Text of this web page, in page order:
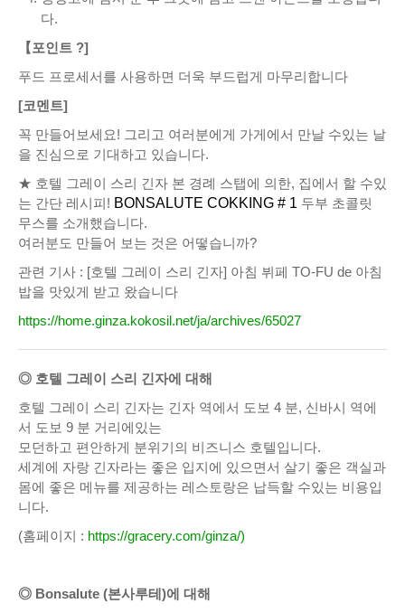
다.
【포인트 ?]
푸드 프로세서를 사용하면 더욱 부드럽게 마무리합니다
[코멘트]
꼭 만들어보세요! 그리고 여러분에게 가게에서 만날 수있는 날
을 진심으로 기대하고 있습니다.
★ 호텔 그레이 스리 긴자 본 경례 스탭에 의한, 집에서 할 수있
는 간단 레시피! BONSALUTE COKKING # 1 두부 초콜릿
무스를 소개했습니다.
여러분도 만들어 보는 것은 어떻습니까?
관련 기사 : [호텔 그레이 스리 긴자] 아침 뷔페 TO-FU de 아침
밥을 맛있게 받고 왔습니다
https://home.ginza.kokosil.net/ja/archives/65027
◎ 호텔 그레이 스리 긴자에 대해
호텔 그레이 스리 긴자는 긴자 역에서 도보 4 분, 신바시 역에
서 도보 9 분 거리에있는
모던하고 편안하게 분위기의 비즈니스 호텔입니다.
세계에 자랑 긴자라는 좋은 입지에 있으면서 살기 좋은 객실과
몸에 좋은 메뉴를 제공하는 레스토랑은 납득할 수있는 비용입
니다.
(홈페이지 : https://gracery.com/ginza/)
◎ Bonsalute (본사루테)에 대해